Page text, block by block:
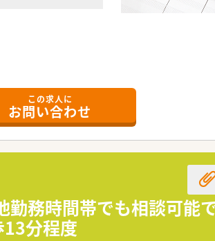
この求人に
お問い合わせ
勤務時間帯でも相談可能
分程度